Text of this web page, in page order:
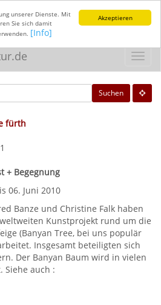
Akzeptieren
unserer Dienste. Mit
Sie sich damit
[Info]
Suchen
fürth
+ Begegnung
06. Juni 2010
Banze und Christine Falk haben
Kunstprojekt rund um die
(Banyan Tree, bei uns populär
Insgesamt beteiligten sich
Der Banyan Baum wird in vielen
Siehe auch :